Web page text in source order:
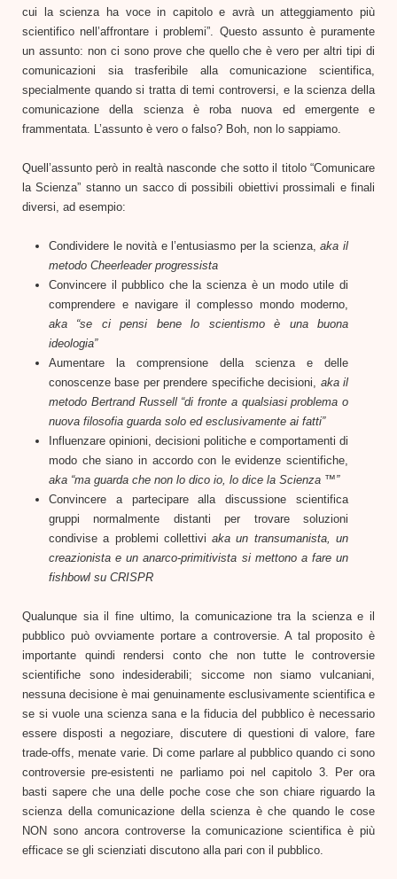
cui la scienza ha voce in capitolo e avrà un atteggiamento più
scientifico nell’affrontare i problemi”. Questo assunto è puramente
un assunto: non ci sono prove che quello che è vero per altri tipi di
comunicazioni sia trasferibile alla comunicazione scientifica,
specialmente quando si tratta di temi controversi, e la scienza della
comunicazione della scienza è roba nuova ed emergente e
frammentata. L’assunto è vero o falso? Boh, non lo sappiamo.
Quell’assunto però in realtà nasconde che sotto il titolo “Comunicare
la Scienza” stanno un sacco di possibili obiettivi prossimali e finali
diversi, ad esempio:
Condividere le novità e l’entusiasmo per la scienza, aka il
metodo Cheerleader progressista
Convincere il pubblico che la scienza è un modo utile di
comprendere e navigare il complesso mondo moderno,
aka “se ci pensi bene lo scientismo è una buona
ideologia”
Aumentare la comprensione della scienza e delle
conoscenze base per prendere specifiche decisioni, aka il
metodo Bertrand Russell “di fronte a qualsiasi problema o
nuova filosofia guarda solo ed esclusivamente ai fatti”
Influenzare opinioni, decisioni politiche e comportamenti di
modo che siano in accordo con le evidenze scientifiche,
aka “ma guarda che non lo dico io, lo dice la Scienza ™”
Convincere a partecipare alla discussione scientifica
gruppi normalmente distanti per trovare soluzioni
condivise a problemi collettiviaka un transumanista, un
creazionista e un anarco-primitivista si mettono a fare un
fishbowl su CRISPR
Qualunque sia il fine ultimo, la comunicazione tra la scienza e il
pubblico può ovviamente portare a controversie. A tal proposito è
importante quindi rendersi conto che non tutte le controversie
scientifiche sono indesiderabili; siccome non siamo vulcaniani,
nessuna decisione è mai genuinamente esclusivamente scientifica e
se si vuole una scienza sana e la fiducia del pubblico è necessario
essere disposti a negoziare, discutere di questioni di valore, fare
trade-offs, menate varie. Di come parlare al pubblico quando ci sono
controversie pre-esistenti ne parliamo poi nel capitolo 3. Per ora
basti sapere che una delle poche cose che son chiare riguardo la
scienza della comunicazione della scienza è che quando le cose
NON sono ancora controverse la comunicazione scientifica è più
efficace se gli scienziati discutono alla pari con il pubblico.